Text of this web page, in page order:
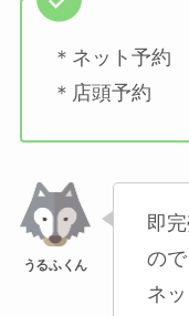
＊ネット予約
＊店頭予約
即
ので
ネ